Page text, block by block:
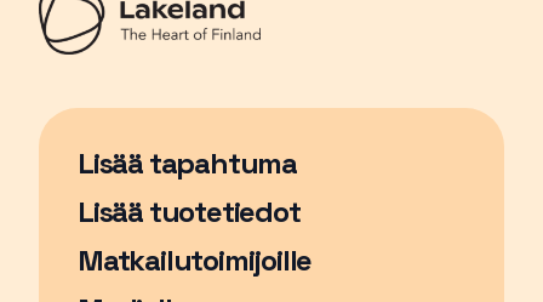
Lisää tapahtuma
Sivu avautuu uudessa ikkunassa
Lisää tuotetiedot
Matkailutoimijoille